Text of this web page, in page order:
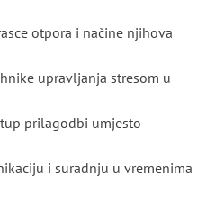
otpora i načine njihova
upravljanja stresom u
prilagodbi umjesto
i suradnju u vremenima